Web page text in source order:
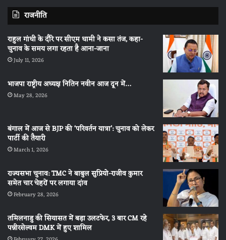
राजनीति
राहुल गांधी के दौरे पर सीएम धामी ने कसा तंज, कहा-
चुनाव के समय लगा रहता है आना-जाना
July 11, 2026
भाजपा राष्ट्रीय अध्यक्ष नितिन नवीन आज दून में…
May 28, 2026
बंगाल में आज से BJP की ‘परिवर्तन यात्रा’: चुनाव को लेकर
पार्टी की तैयारी
March 1, 2026
राज्यसभा चुनाव: TMC ने बाबुल सुप्रियो-राजीव कुमार
समेत चार चेहरों पर लगाया दांव
February 28, 2026
तमिलनाडु की सियासत में बड़ा उलटफेर, 3 बार CM रहे
पन्नीरसेल्वम DMK में हुए शामिल